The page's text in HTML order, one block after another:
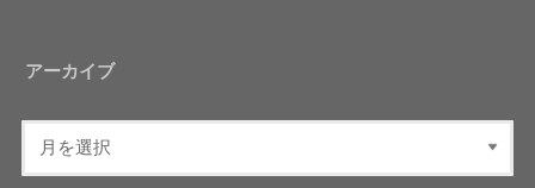
アーカイブ